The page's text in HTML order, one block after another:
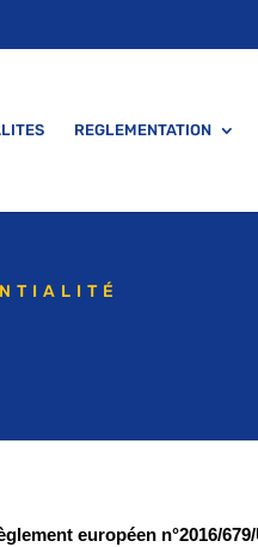
REGLEMENTATION
européen n°2016/